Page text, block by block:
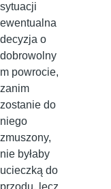
sytuacji
ewentualna
decyzja o
dobrowolny
m powrocie,
zanim
zostanie do
niego
zmuszony,
nie byłaby
ucieczką do